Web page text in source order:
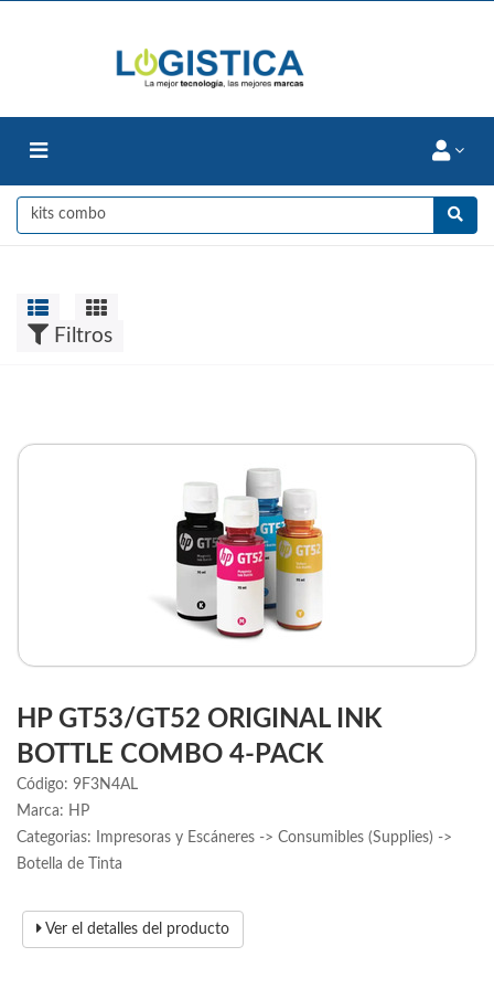
Filtros
HP GT53/GT52 ORIGINAL INK
BOTTLE COMBO 4-PACK
Código: 9F3N4AL
Marca: HP
Categorias: Impresoras y Escáneres -> Consumibles (Supplies) ->
Botella de Tinta
Ver el detalles del producto